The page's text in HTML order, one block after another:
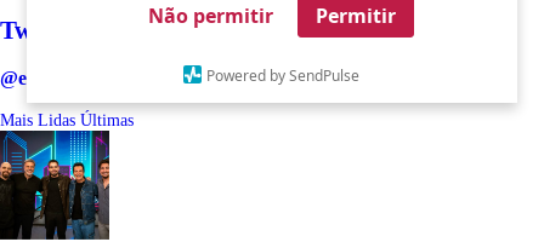
Não permitir Permitir
Powered by SendPulse
Twitter
@estrelando
Mais Lidas Últimas